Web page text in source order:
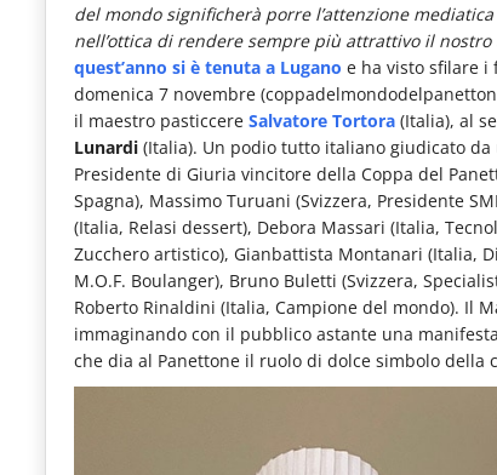
del mondo significherà porre l’attenzione
nell’ottica di rendere sempre più attrattivo il
quest’anno si è tenuta a Lugano e ha visto sfilare
domenica 7 novembre
il maestro pasticcere Salvatore Tortora (Italia), al
Lunardi (Italia). Un podio tutto italiano giudicato
Presidente di Giuria vincitore della Coppa del
Spagna), Massimo Turuani (Svizzera, Presidente
(Italia, Relasi dessert), Debora Massari (Italia,
Zucchero artistico), Gianbattista Montanari (Italia,
M.O.F. Boulanger), Bruno Buletti (Svizzera,
Roberto Rinaldini (Italia, Campione del mondo). Il
immaginando con il pubblico astante una
che dia al Panettone il ruolo di dolce simbolo